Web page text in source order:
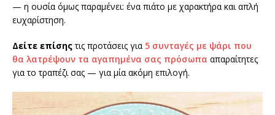
— η ουσία όμως παραμένει: ένα πιάτο με χαρακτήρα και απλή
ευχαρίστηση.
Δείτε επίσηςτις προτάσεις για 5 συνταγές με ψάρι που
θα λατρέψουν τα αγαπημένα σας πρόσωπα απαραίτητες
για το τραπέζι σας — για μία ακόμη επιλογή.